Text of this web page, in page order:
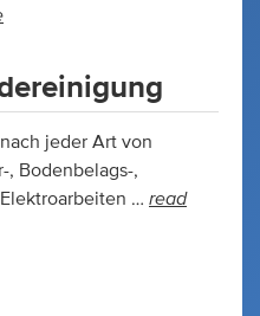
jeder Art von
, Bodenbelags-,
… read